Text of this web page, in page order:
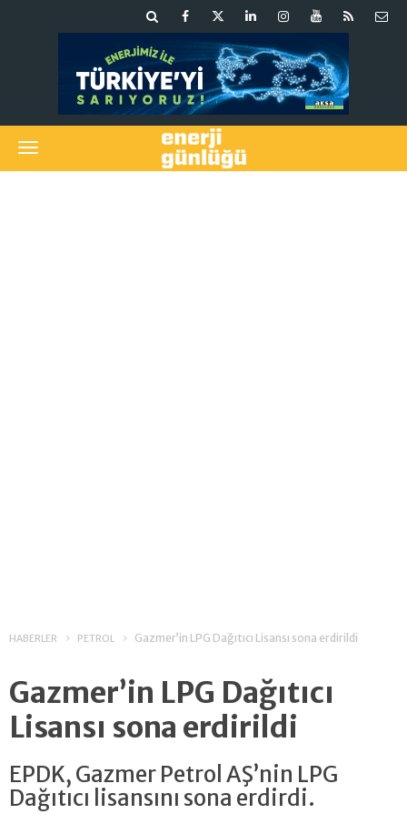
HABERLER PETROL Gazmer’in LPG Dağıtıcı Lisansı sona erdirildi
Gazmer’in LPG Dağıtıcı
Lisansı sona erdirildi
EPDK, Gazmer Petrol AŞ’nin LPG
Dağıtıcı lisansını sona erdirdi.